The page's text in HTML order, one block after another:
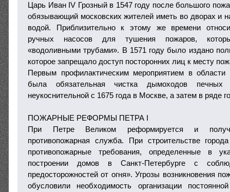
Царь Иван IV Грозный в 1547 году после большого
обязывающий московских жителей иметь во дворах и
водой. Приблизительно к этому же времени
ручных насосов для тушения пожаров,
«водоливными трубами». В 1571 году было издано
которое запрещало доступ посторонних лиц к месту
Первым профилактическим мероприятием в области
была обязательная чистка дымоходов печных
неукоснительной с 1675 года в Москве, а затем в ряде
ПОЖАРНЫЕ РЕФОРМЫ ПЕТРА I
При Петре Великом реформируется и
противопожарная служба. При строительстве
противопожарные требования, определенные в
построении домов в Санкт-Петербурге с
предосторожностей от огня». Угрозы возникновения
обусловили необходимость организации